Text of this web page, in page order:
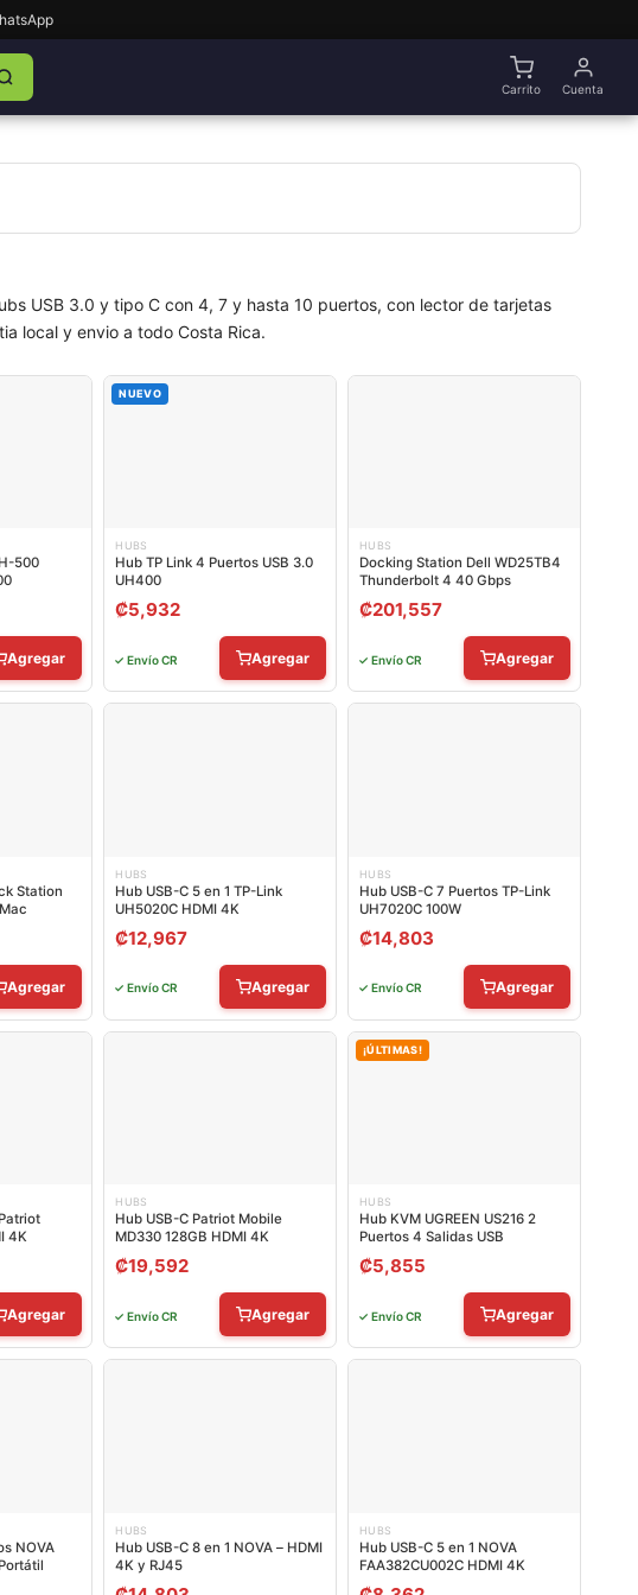
Carrito Cuenta
USB 3.0 y tipo C con 4, 7 y hasta 10 puertos, con lector de tarjetas
local y envio a todo Costa Rica.
500
Agregar
NUEVO
HUBS
Hub TP Link 4 Puertos USB 3.0
UH400
₡5,932
✓ Envío CR Agregar
HUBS
Docking Station Dell WD25TB4
Thunderbolt 4 40 Gbps
₡201,557
✓ Envío CR Agregar
Station
Agregar
HUBS
Hub USB-C 5 en 1 TP-Link
UH5020C HDMI 4K
₡12,967
✓ Envío CR Agregar
HUBS
Hub USB-C 7 Puertos TP-Link
UH7020C 100W
₡14,803
✓ Envío CR Agregar
4K
Agregar
HUBS
Hub USB-C Patriot Mobile
MD330 128GB HDMI 4K
₡19,592
✓ Envío CR Agregar
¡ÚLTIMAS!
HUBS
Hub KVM UGREEN US216 2
Puertos 4 Salidas USB
₡5,855
✓ Envío CR Agregar
NOVA
HUBS
Hub USB-C 8 en 1 NOVA – HDMI
4K y RJ45
HUBS
Hub USB-C 5 en 1 NOVA
FAA382CU002C HDMI 4K